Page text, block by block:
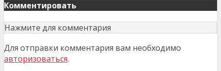
Комментировать
Нажмите для комментария
Для отправки комментария вам необходимо
авторизоваться.